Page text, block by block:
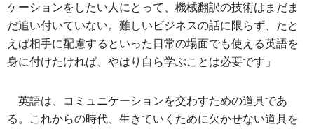
ケーションをしたい人にとって、機械翻訳の技術はまだま
だ追い付いていない。難しいビジネスの話に限らず、たと
えば相手に配慮するといった日常の場面でも使える英語を
身に付けたければ、やはり自ら学ぶことは必要です」
英語は、コミュニケーションを交わすための道具であ
る。これからの時代、生きていくために欠かせない道具を